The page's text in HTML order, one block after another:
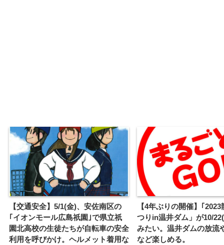
【交通安全】5/1(金)、安佐南区の
｢イオンモール広島祇園｣で県立祇
園北高校の生徒たちが自転車の安全
利用を呼びかけ。ヘルメット着用な
【4年ぶりの開催】｢
つりin温井ダム」が10/
みたい。温井ダムの放流
など楽しめる。